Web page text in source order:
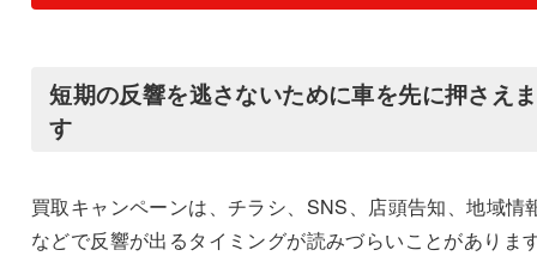
短期の反響を逃さないために車を先に押さえま
す
買取キャンペーンは、チラシ、SNS、店頭告知、地域情
などで反響が出るタイミングが読みづらいことがありま